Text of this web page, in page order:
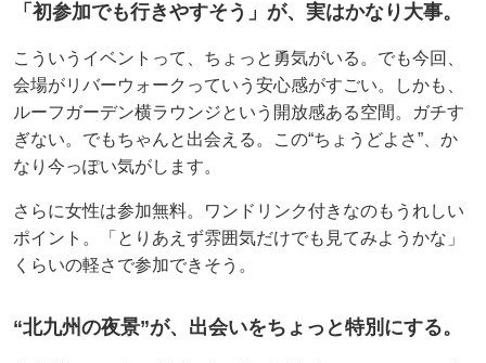
「初参加でも行きやすそう」が、実はかなり大事。
こういうイベントって、ちょっと勇気がいる。でも今回、
会場がリバーウォークっていう安心感がすごい。しかも、
ルーフガーデン横ラウンジという開放感ある空間。ガチす
ぎない。でもちゃんと出会える。この“ちょうどよさ”、か
なり今っぽい気がします。
さらに女性は参加無料。ワンドリンク付きなのもうれしい
ポイント。「とりあえず雰囲気だけでも見てみようかな」
くらいの軽さで参加できそう。
“北九州の夜景”が、出会いをちょっと特別にする。